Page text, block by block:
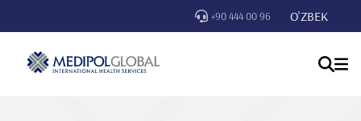
+90 444 00 96 O'ZBEK